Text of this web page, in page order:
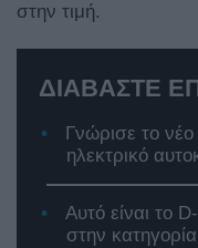
στην τιμή.
ΔΙΑΒΑΣΤΕ
Γνώρισε το
ηλεκτρικό
Αυτό είναι το
στην